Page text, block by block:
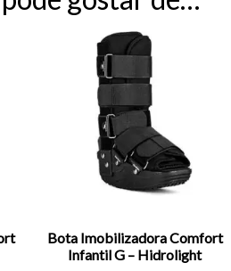
Bota Imobilizadora Comfort
Infantil G – Hidrolight